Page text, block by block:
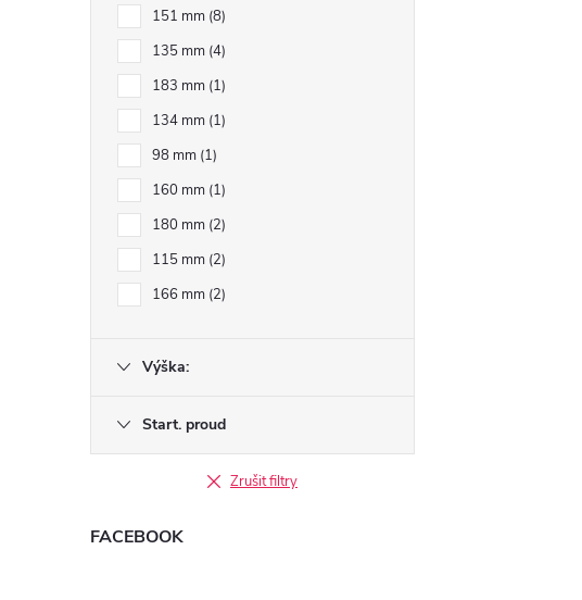
151 mm 8
135 mm 4
183 mm 1
134 mm 1
98 mm 1
160 mm 1
180 mm 2
115 mm 2
166 mm 2
Výška:
Start. proud
Zrušit filtry
FACEBOOK